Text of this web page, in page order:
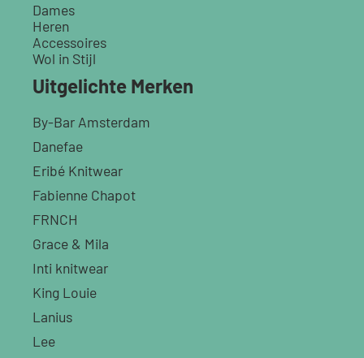
Dames
Heren
Accessoires
Wol in Stijl
Uitgelichte Merken
By-Bar Amsterdam
Danefae
Eribé Knitwear
Fabienne Chapot
FRNCH
Grace & Mila
Inti knitwear
King Louie
Lanius
Lee